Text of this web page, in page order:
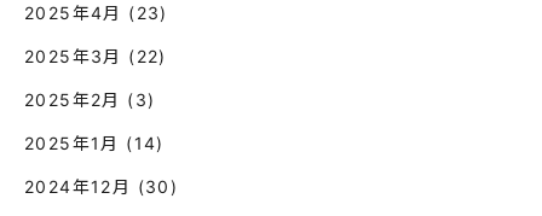
2025年4月 (23)
2025年3月 (22)
2025年2月 (3)
2025年1月 (14)
2024年12月 (30)